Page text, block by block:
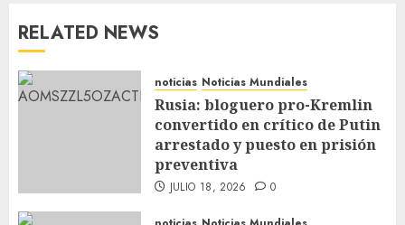
RELATED NEWS
noticias Noticias Mundiales
Rusia: bloguero pro-Kremlin
convertido en crítico de Putin
arrestado y puesto en prisión
preventiva
JULIO 18, 2026 0